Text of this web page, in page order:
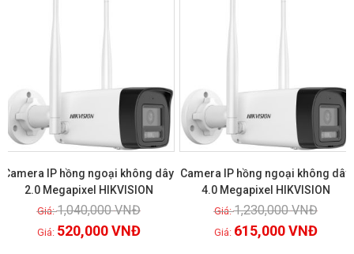
Xem chi tiết
Camera IP hồng ngoại không dây
2.0 Megapixel HIKVISION
1,040,000VNĐ
520,000VNĐ
Xem chi tiết
Camera IP hồng ngoại không dây
4.0 Megapixel HIKVISION
1,230,000VNĐ
615,000VNĐ